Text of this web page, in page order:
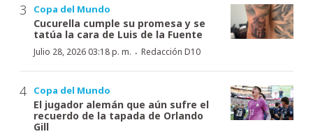
Copa del Mundo
Cucurella cumple su promesa y se
tatúa la cara de Luis de la Fuente
Julio 28, 2026 03:18 p. m. · Redacción D10
Copa del Mundo
El jugador alemán que aún sufre el
recuerdo de la tapada de Orlando
Gill